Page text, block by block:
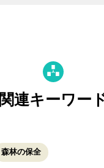
関連キーワー
森林の保全